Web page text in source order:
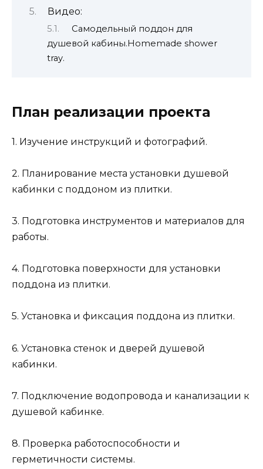
Видео:
Самодельный поддон для
душевой кабины.Homemade shower
tray.
План реализации проекта
1. Изучение инструкций и фотографий.
2. Планирование места установки душевой
кабинки с поддоном из плитки.
3. Подготовка инструментов и материалов для
работы.
4. Подготовка поверхности для установки
поддона из плитки.
5. Установка и фиксация поддона из плитки.
6. Установка стенок и дверей душевой
кабинки.
7. Подключение водопровода и канализации к
душевой кабинке.
8. Проверка работоспособности и
герметичности системы.